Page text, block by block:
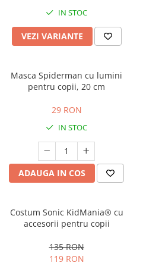
Costume pentru Halloween
Baloane latexIN STOC
VEZI VARIANTE
Masca Spiderman cu lumini
pentru copii, 20 cm
29 RON
IN STOC
ADAUGA IN COS
Costum Sonic KidMania® cu
accesorii pentru copii
135 RON
119 RON